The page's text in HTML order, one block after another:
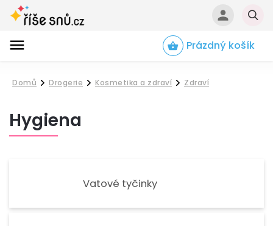
Prázdný košík
Domů
/
Drogerie
/
Kosmetika a zdraví
/
Zdraví
Hygiena
Vatové tyčinky